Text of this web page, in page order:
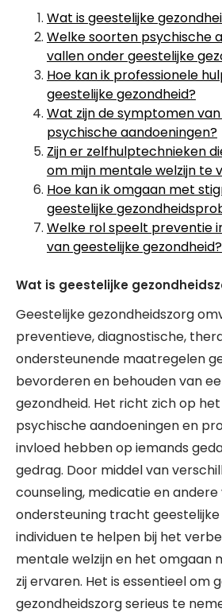
Wat is geestelijke
Welke soorten psychische
vallen onder geestelijke
Hoe kan ik professionele
geestelijke gezondheid?
Wat zijn de symptomen
psychische aandoeningen?
Zijn er zelfhulptechnieken
om mijn mentale welzijn te
Hoe kan ik omgaan met
geestelijke
Welke rol speelt preventie
van geestelijke gezondheid?
Wat is geestelijke
Geestelijke gezondheidszorg
preventieve, diagnostische,
ondersteunende maatregelen
bevorderen en behouden van
gezondheid. Het richt zich op
psychische aandoeningen en
invloed hebben op iemands
gedrag. Door middel van
counseling, medicatie en
ondersteuning tracht
individuen te helpen bij het
mentale welzijn en het omgaan
zij ervaren. Het is essentieel om
gezondheidszorg serieus te